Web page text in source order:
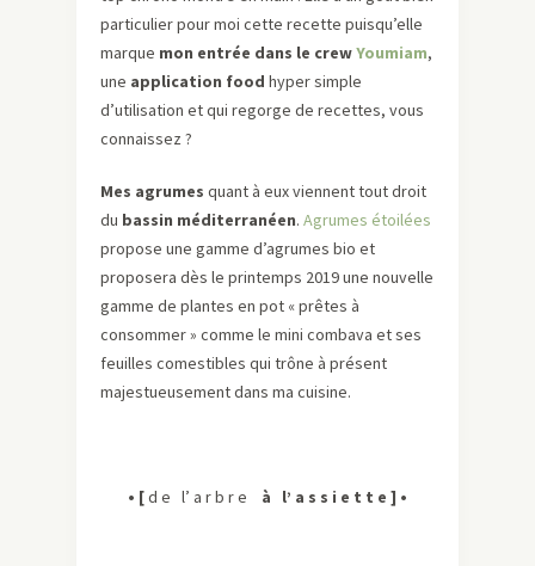
particulier pour moi cette recette puisqu’elle
marque mon entrée dans le crewYoumiam,
une application food hyper simple
d’utilisation et qui regorge de recettes, vous
connaissez ?
Mes agrumes quant à eux viennent tout droit
du bassin méditerranéen. Agrumes étoilées
propose une gamme d’agrumes bio et
proposera dès le printemps 2019 une nouvelle
gamme de plantes en pot « prêtes à
consommer » comme le mini combava et ses
feuilles comestibles qui trône à présent
majestueusement dans ma cuisine.
• [d e l’ a r b r e à l’ a s s i e t t e ] •